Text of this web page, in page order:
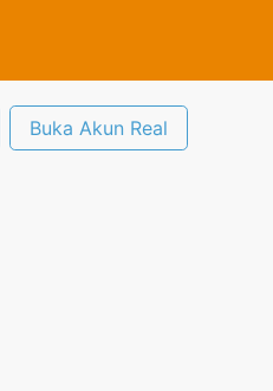
terbaru di
Buka Akun Real